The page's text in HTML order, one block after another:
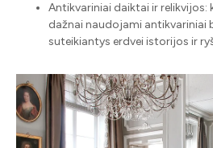
Antikvariniai daiktai ir relikvijos:
dažnai naudojami antikvariniai
suteikiantys erdvei istorijos ir